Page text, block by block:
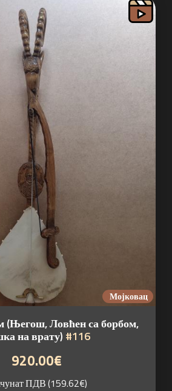
Мојковац
(Његош, Ловћен са борбом,
на врату) #116
920.00€
ПДВ (159.62€)